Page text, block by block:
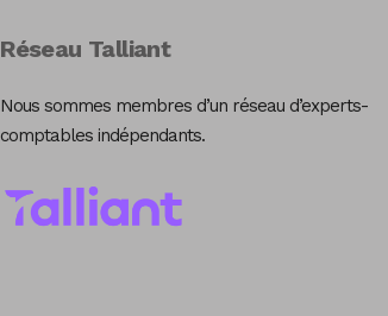
Réseau Talliant
Nous sommes membres d’un réseau d’experts-
comptables indépendants.